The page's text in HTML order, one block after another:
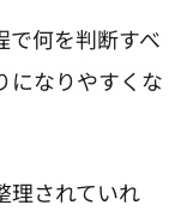
で何を判断すべ
になりやすくな
理されていれ